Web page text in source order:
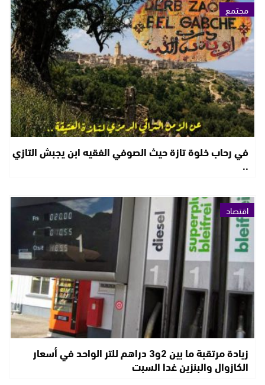
مجتمع
في رحاب خلوة تازة حيث الصوفي الفقيه ابن يجبش التازي
..
اقتصاد
زيادة مرتقبة ما بين 2و3 دراهم للتر الواحد في أسعار
الكازوال والبنزين غدا السبت